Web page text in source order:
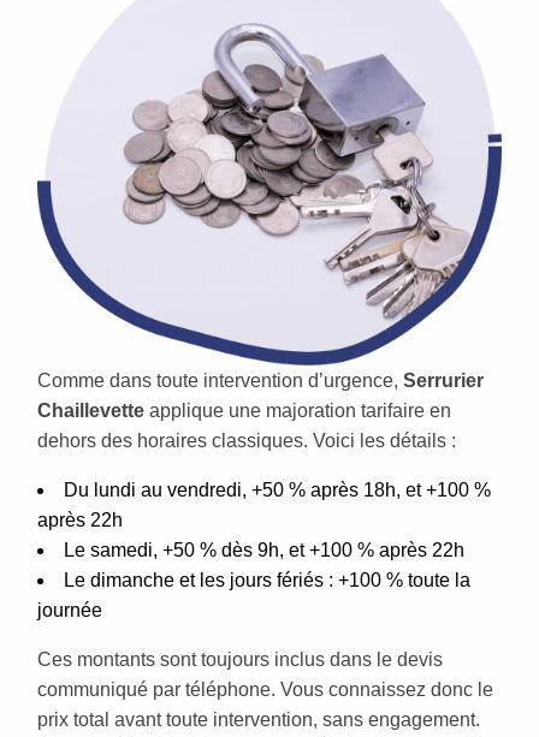
Comme dans toute intervention d’urgence, Serrurier
Chaillevette applique une majoration tarifaire en
dehors des horaires classiques. Voici les détails :
Du lundi au vendredi, +50 % après 18h, et +100 %
après 22h
Le samedi, +50 % dès 9h, et +100 % après 22h
Le dimanche et les jours fériés : +100 % toute la
journée
Ces montants sont toujours inclus dans le devis
communiqué par téléphone. Vous connaissez donc le
prix total avant toute intervention, sans engagement.